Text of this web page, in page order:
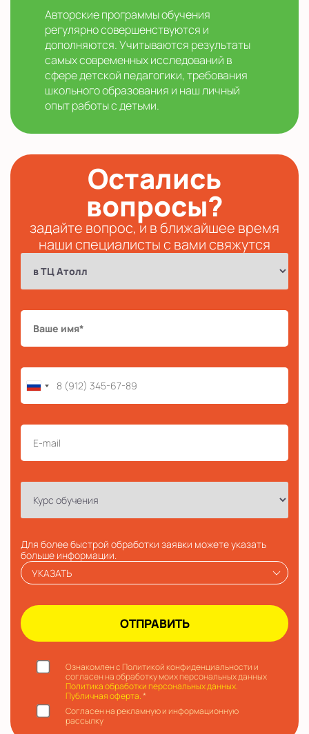
Авторские программы обучения
регулярно совершенствуются и
дополняются. Учитываются результаты
самых современных исследований в
сфере детской педагогики, требования
школьного образования и наш личный
опыт работы с детьми.
Остались
вопросы?
задайте вопрос, и в ближайшее время
наши специалисты с вами свяжутся
Для более быстрой обработки заявки можете указать
больше информации.
УКАЗАТЬ
Ознакомлен с Политикой конфиденциальности и
согласен на обработку моих персональных данных
Политика обработки персональных данных.
Публичная оферта.*
Согласен на рекламную и информационную
рассылку